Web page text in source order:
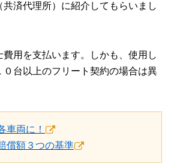
済代理所）に紹介してもらいまし
用を支払います。しかも、使用し
台以上のフリート契約の場合は異
両に！
償額３つの基準